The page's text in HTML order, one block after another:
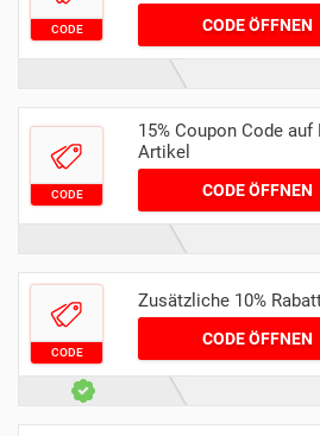
CODE CODE ÖFFNEN
CODE
15% Coupon Code
Artikel
CODE ÖFFNEN
CODE
Zusätzliche 10%
CODE ÖFFNEN